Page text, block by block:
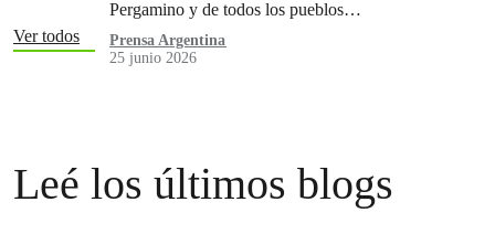
Pergamino y de todos los pueblos
fumigados del país. La salud no se
negocia. El ambiente no puede seguir
Prensa Argentina
25 junio 2026
Ver todos
Leé los últimos blogs